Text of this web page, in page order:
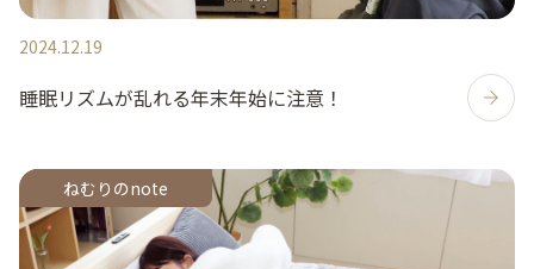
2024.12.19
睡眠リズムが乱れる年末年始に注意！
ねむりのnote